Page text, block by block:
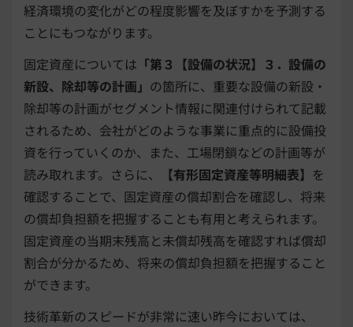
経済環境の変化がどの程度影響を及ぼすかを予測する
ことにもつながります。
固定資産については 「第３【設備の状況】３．設備の
新設、除却等の計画」 の箇所に、重要な設備の新設・
除却等の計画がセグメント情報に関連付けられて記載
されるため、会社がどのような事業に重点的に設備投
資を行っていくのか、また、工場閉鎖などの計画等が
読み取れます。さらに、
【有形固定資産等明細表】 を
確認することで、固定資産の償却割合を確認し、将来
の償却負担額を把握することも有用と考えられます。
固定資産の当期末残高と未償却残高を確認すれば償却
割合が分かるため、将来の償却負担額を把握すること
ができます。
技術革新のスピードが非常に速い昨今においては、